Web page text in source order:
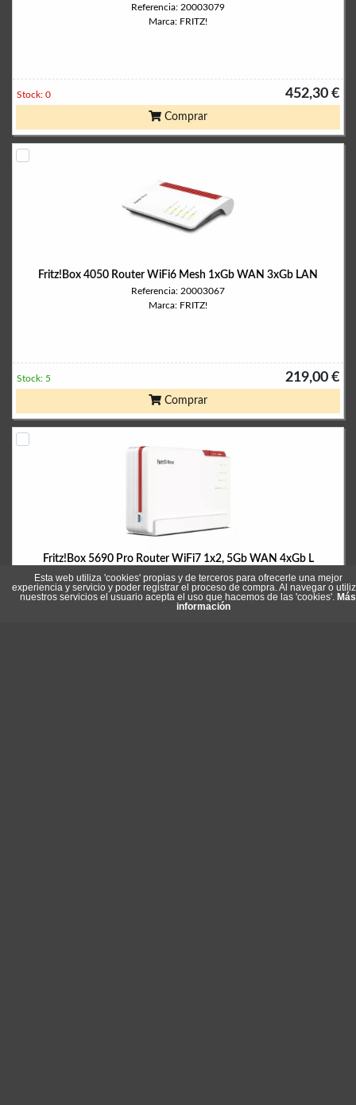
Referencia: 20003079
Marca: FRITZ!
452,30 €
Stock: 0
Comprar
Fritz!Box 4050 Router WiFi6 Mesh 1xGb WAN 3xGb LAN
Referencia: 20003067
Marca: FRITZ!
219,00 €
Stock: 5
Comprar
Fritz!Box 5690 Pro Router WiFi7 1x2, 5Gb WAN 4xGb L
Referencia: 20003058
Marca: FRITZ!
Esta web utiliza 'cookies' propias y de terceros para ofrecerle una mejor
experiencia y servicio y poder registrar el proceso de compra. Al navegar o
nuestros servicios el usuario acepta el uso que hacemos de las 'cookies'. Más
información